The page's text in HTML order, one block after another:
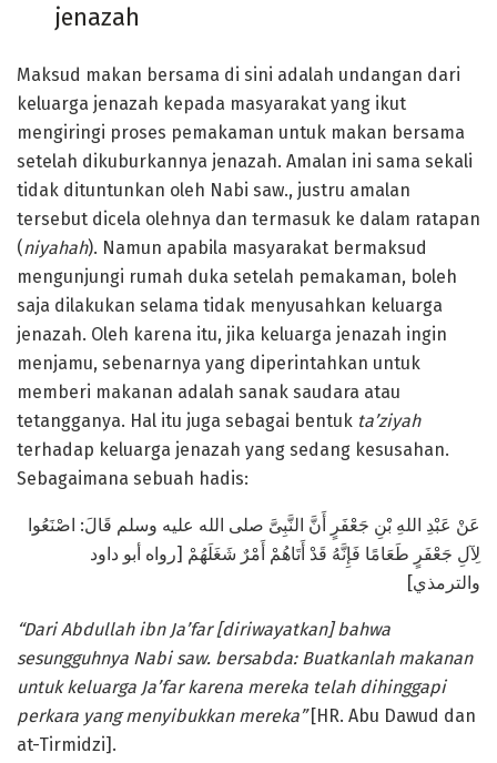
jenazah
Maksud makan bersama di sini adalah undangan dari
keluarga jenazah kepada masyarakat yang ikut
mengiringi proses pemakaman untuk makan bersama
setelah dikuburkannya jenazah. Amalan ini sama sekali
tidak dituntunkan oleh Nabi saw., justru amalan
tersebut dicela olehnya dan termasuk ke dalam ratapan
(niyahah). Namun apabila masyarakat bermaksud
mengunjungi rumah duka setelah pemakaman, boleh
saja dilakukan selama tidak menyusahkan keluarga
jenazah. Oleh karena itu, jika keluarga jenazah ingin
menjamu, sebenarnya yang diperintahkan untuk
memberi makanan adalah sanak saudara atau
tetangganya. Hal itu juga sebagai bentuk ta’ziyah
terhadap keluarga jenazah yang sedang kesusahan.
Sebagaimana sebuah hadis:
عَنْ عَبْدِ اللهِ بْنِ جَعْفَرٍ أَنَّ النَّبِىَّ صلى الله عليه وسلم قَالَ: اصْنَعُوا
لِآلِ جَعْفَرٍ طَعَامًا فَإِنَّهُ قَدْ أَتَاهُمْ أَمْرٌ شَغَلَهُمْ [رواه أبو داود
والترمذي]
“Dari Abdullah ibn Ja’far [diriwayatkan] bahwa
sesungguhnya Nabi saw. bersabda: Buatkanlah makanan
untuk keluarga Ja’far karena mereka telah dihinggapi
perkara yang menyibukkan mereka”[HR. Abu Dawud dan
at-Tirmidzi].